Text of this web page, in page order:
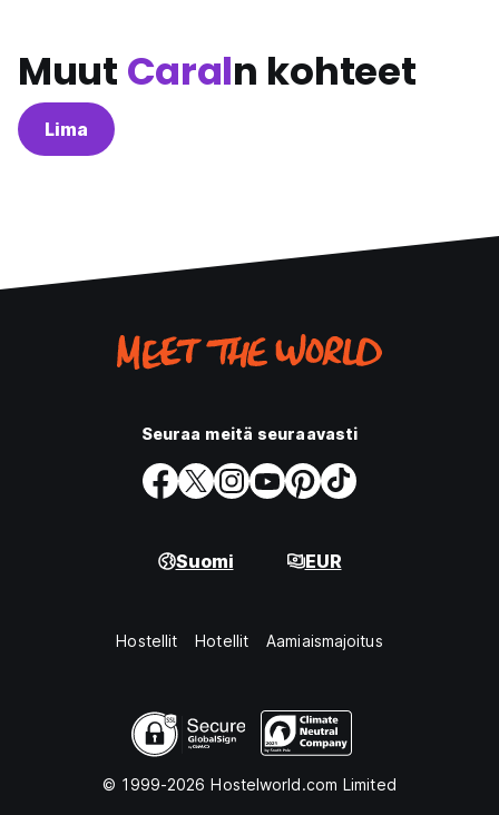
Muut Caraln kohteet
Lima
Seuraa meitä seuraavasti
Suomi EUR
Hostellit Hotellit Aamiaismajoitus
© 1999-2026 Hostelworld.com Limited